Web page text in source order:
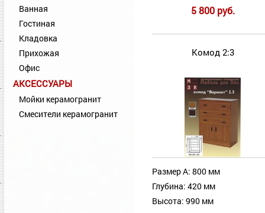
Ванная
Гостиная
Кладовка
Прихожая
Офис
АКСЕССУАРЫ
Мойки керамогранит
Смесители керамогранит
5 800 руб.
Комод 2:3
Размер А: 800 мм
Глубина: 420 мм
Высота: 990 мм